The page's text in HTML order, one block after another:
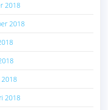
2018
2018
2018